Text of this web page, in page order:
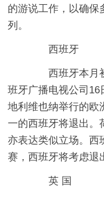
的游说工作，以确保
列。
西班牙
西班牙本月初
班牙广播电视公司
地利维也纳举行的欧
一的西班牙将退出。
亦表达类似立场。西
赛，西班牙将考虑退
英 国